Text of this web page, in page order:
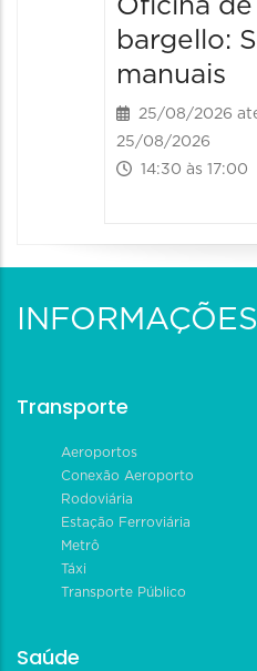
Oficina de
bargello:
manuais
25/08/2026
25/08/2026
14:30 às 17:00
Transporte
Aeroportos
Conexão Aeroporto
Rodoviária
Estação Ferroviária
Metrô
Táxi
Transporte Público
Saúde